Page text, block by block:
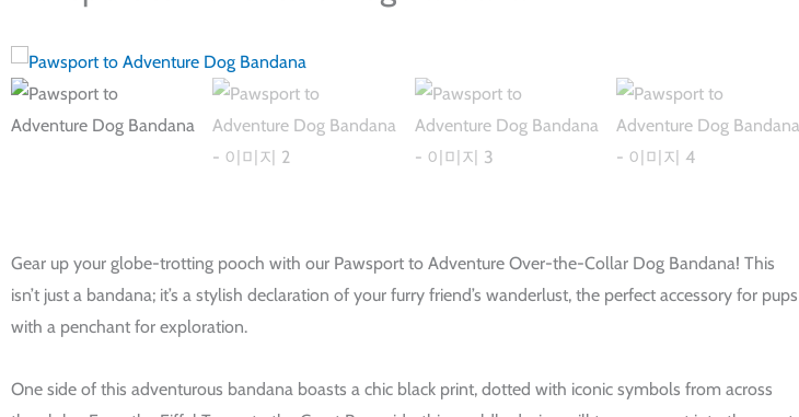
Gear up your globe-trotting pooch with our Pawsport to Adventure Over-the-Collar Dog Bandana! This
isn’t just a bandana; it’s a stylish declaration of your furry friend’s wanderlust, the perfect accessory for pups
with a penchant for exploration.
One side of this adventurous bandana boasts a chic black print, dotted with iconic symbols from across